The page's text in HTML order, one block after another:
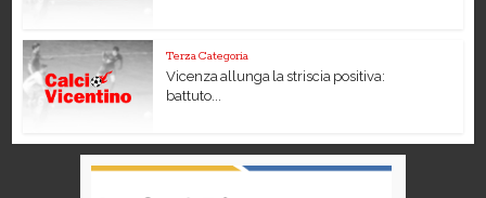
Terza Categoria
Vicenza allunga la striscia positiva:
battuto...